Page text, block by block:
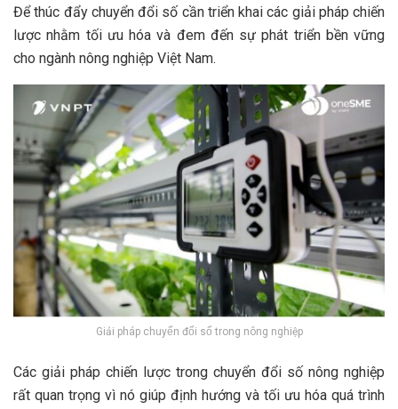
Để thúc đẩy chuyển đổi số cần triển khai các giải pháp chiến
lược nhằm tối ưu hóa và đem đến sự phát triển bền vững
cho ngành nông nghiệp Việt Nam.
Giải pháp chuyển đổi số trong nông nghiệp
Các giải pháp chiến lược trong chuyển đổi số nông nghiệp
rất quan trọng vì nó giúp định hướng và tối ưu hóa quá trình